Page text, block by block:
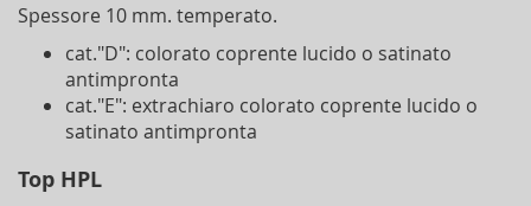
Spessore 10 mm. temperato.
cat."D": colorato coprente lucido o satinato
antimpronta
cat."E": extrachiaro colorato coprente lucido o
satinato antimpronta
Top HPL